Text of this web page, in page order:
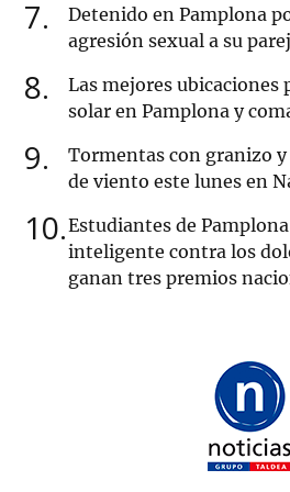
7
Detenido en Pamplona
agresión sexual a su
8
Las mejores ubicaciones
solar en Pamplona y
9
Tormentas con granizo
de viento este lunes en
10 Estudiantes de
inteligente contra los
ganan tres premios